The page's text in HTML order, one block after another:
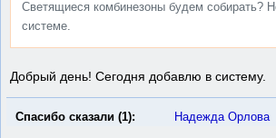
Светящиеся комбинезоны будем собирать?
системе.
Добрый день! Сегодня добавлю в систему.
Спасибо сказали (1): Надежда Орлова